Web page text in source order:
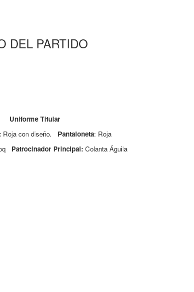
DEL PARTIDO
Uniforme Titular
Roja con diseño. Pantaloneta: Roja
Patrocinador Principal:Colanta Águila